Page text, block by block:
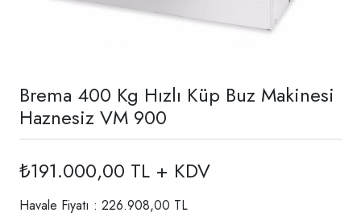
Brema 400 Kg Hızlı Küp Buz Makinesi
Haznesiz VM 900
₺191.000,00 TL + KDV
Havale Fiyatı : 226.908,00 TL